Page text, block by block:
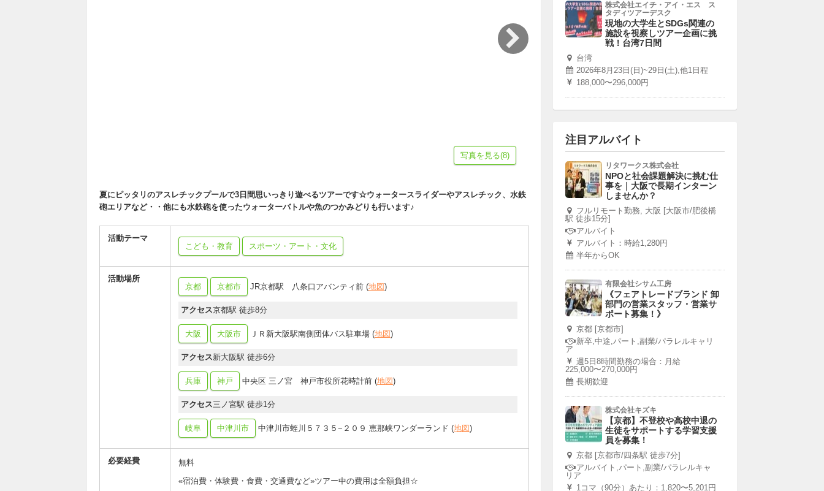
写真を見る(8)
夏にピッタリのアスレチックプールで3日間思いっきり遊べるツアーです☆ウォータースライダーやアスレチック、水鉄
砲エリアなど・・他にも水鉄砲を使ったウォーターバトルや魚のつかみどりも行います♪
活動テーマ
こども・教育
スポーツ・アート・文化
活動場所
京都
京都市 JR京都駅 八条口アバンティ前 (地図)
アクセス京都駅 徒歩8分
大阪 大阪市 ＪＲ新大阪駅南側団体バス駐車場 (地図)
アクセス新大阪駅 徒歩6分
兵庫 神戸 中央区 三ノ宮 神戸市役所花時計前 (地図)
アクセス三ノ宮駅 徒歩1分
岐阜 中津川市 中津川市蛭川５７３５−２０９ 恵那峡ワンダーランド (地図)
必要経費
無料
«宿泊費・体験費・食費・交通費など»ツアー中の費用は全額負担☆
株式会社エイチ・アイ・エス ス
タディツアーデスク
現地の大学生とSDGs関連の
施設を視察しツアー企画に挑
戦！台湾7日間
台湾
2026年8月23日(日)~29日(土),他1日程
188,000〜296,000円
注目アルバイト
リタワークス株式会社
NPOと社会課題解決に挑む仕
事を｜大阪で長期インターン
しませんか？
フルリモート勤務, 大阪 [大阪市/肥後橋
駅 徒歩15分]
アルバイト
アルバイト：時給1,280円
半年からOK
有限会社シサム工房
《フェアトレードブランド 卸
部門の営業スタッフ・営業サ
ポート募集！》
京都 [京都市]
新卒,中途,パート,副業/パラレルキャリ
ア
週5日8時間勤務の場合：月給
225,000〜270,000円
長期歓迎
株式会社キズキ
【京都】不登校や高校中退の
生徒をサポートする学習支援
員を募集！
京都 [京都市/四条駅 徒歩7分]
アルバイト,パート,副業/パラレルキャ
リア
1コマ（90分）あたり：1,820〜5,201円